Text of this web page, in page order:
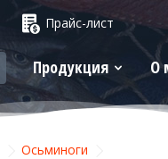
Прайс-лист
Продукция О
Осьминоги